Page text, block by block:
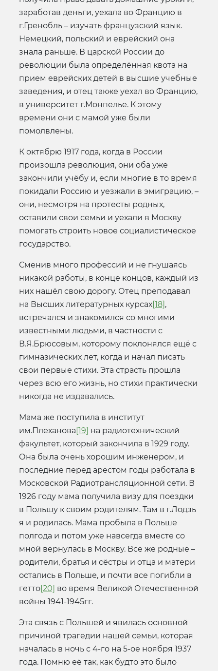
заработав деньги, уехала во Францию в
г.Гренобль – изучать французский язык.
Немецкий, польский и еврейский она
знала раньше. В царской России до
революции была определённая квота на
прием еврейских детей в высшие учебные
заведения, и отец также уехал во Францию,
в университет г.Монпелье. К этому
времени они с мамой уже были
помолвлены.
К октябрю 1917 года, когда в России
произошла революция, они оба уже
закончили учёбу и, если многие в то время
покидали Россию и уезжали в эмиграцию, –
они, несмотря на протесты родных,
оставили свои семьи и уехали в Москву
помогать строить новое социалистическое
государство.
Сменив много профессий и не гнушаясь
никакой работы, в конце концов, каждый из
них нашёл свою дорогу. Отец преподавал
на Высших литературных курсах[18] ,
встречался и знакомился со многими
известными людьми, в частности с
В.Я.Брюсовым, которому поклонялся ещё с
гимназических лет, когда и начал писать
свои первые стихи. Эта страсть прошла
через всю его жизнь, но стихи практически
никогда не издавались.
Мама же поступила в институт
им.Плеханова [19] на радиотехнический
факультет, который закончила в 1929 году.
Она была очень хорошим инженером, и
последние перед арестом годы работала в
Московской Радиотрансляционной сети. В
1926 году мама получила визу для поездки
в Польшу к своим родителям. Там в г.Лодзь
я и родилась. Мама пробыла в Польше
полгода и потом уже навсегда вместе со
мной вернулась в Москву. Все же родные –
родители, братья и сёстры и отца и матери
остались в Польше, и почти все погибли в
гетто[20] во время Великой Отечественной
войны 1941-1945гг.
Эта связь с Польшей и явилась основной
причиной трагедии нашей семьи, которая
началась в ночь с 4-го на 5-ое ноября 1937
года. Помню её так, как будто это было